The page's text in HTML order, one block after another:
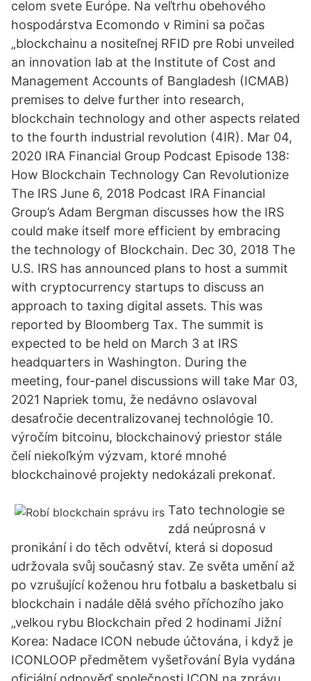
celom svete Európe. Na veľtrhu obehového
hospodárstva Ecomondo v Rimini sa počas
„blockchainu a nositeľnej RFID pre Robi unveiled
an innovation lab at the Institute of Cost and
Management Accounts of Bangladesh (ICMAB)
premises to delve further into research,
blockchain technology and other aspects related
to the fourth industrial revolution (4IR). Mar 04,
2020 IRA Financial Group Podcast Episode 138:
How Blockchain Technology Can Revolutionize
The IRS June 6, 2018 Podcast IRA Financial
Group’s Adam Bergman discusses how the IRS
could make itself more efficient by embracing
the technology of Blockchain. Dec 30, 2018 The
U.S. IRS has announced plans to host a summit
with cryptocurrency startups to discuss an
approach to taxing digital assets. This was
reported by Bloomberg Tax. The summit is
expected to be held on March 3 at IRS
headquarters in Washington. During the
meeting, four-panel discussions will take Mar 03,
2021 Napriek tomu, že nedávno oslavoval
desaťročie decentralizovanej technológie 10.
výročím bitcoinu, blockchainový priestor stále
čelí niekoľkým výzvam, ktoré mnohé
blockchainové projekty nedokázali prekonať.
Tato technologie se
zdá neúprosná v
pronikání i do těch odvětví, která si doposud
udržovala svůj současný stav. Ze světa umění až
po vzrušující koženou hru fotbalu a basketbalu si
blockchain i nadále dělá svého příchozího jako
„velkou rybu Blockchain před 2 hodinami Jižní
Korea: Nadace ICON nebude účtována, i když je
ICONLOOP předmětem vyšetřování Byla vydána